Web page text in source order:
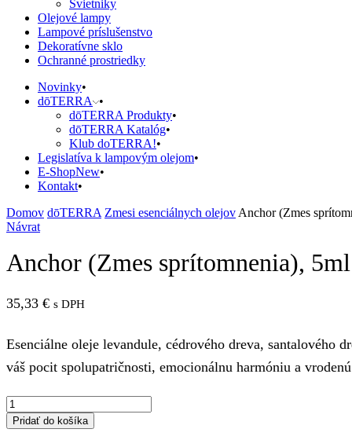
Svietniky
Olejové lampy
Lampové príslušenstvo
Dekoratívne sklo
Ochranné prostriedky
Novinky
dōTERRA
dōTERRA Produkty
dōTERRA Katalóg
Klub doTERRA!
Legislatíva k lampovým olejom
E-ShopNew
Kontakt
Domov dōTERRA Zmesi esenciálnych olejovAnchor (Zmes
Návrat
Anchor (Zmes sprítomnenia), 5ml
35,33 € s DPH
Esenciálne oleje levandule, cédrového dreva,
váš pocit spolupatričnosti, emocionálnu harmóniu a
množstvo
Anchor
(Zmes
Pridať do košíka